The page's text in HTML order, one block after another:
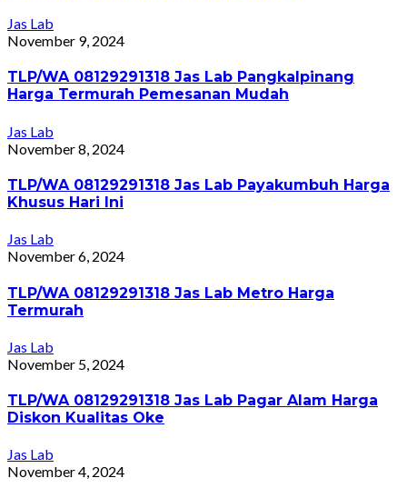
Jas Lab
November 9, 2024
TLP/WA 08129291318 Jas Lab Pangkalpinang
Harga Termurah Pemesanan Mudah
Jas Lab
November 8, 2024
TLP/WA 08129291318 Jas Lab Payakumbuh Harga
Khusus Hari Ini
Jas Lab
November 6, 2024
TLP/WA 08129291318 Jas Lab Metro Harga
Termurah
Jas Lab
November 5, 2024
TLP/WA 08129291318 Jas Lab Pagar Alam Harga
Diskon Kualitas Oke
Jas Lab
November 4, 2024